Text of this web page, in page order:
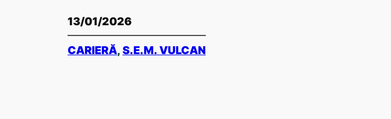
13/01/2026
CARIERĂ, S.E.M. VULCAN